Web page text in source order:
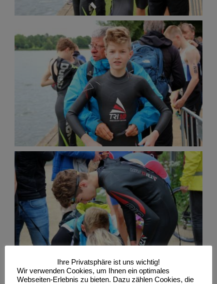
Ihre Privatsphäre ist uns wichtig!
Wir verwenden Cookies, um Ihnen ein optimales
Webseiten-Erlebnis zu bieten. Dazu zählen Cookies, die